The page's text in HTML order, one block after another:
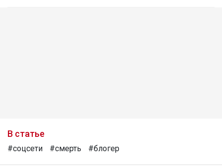
В статье
#соцсети #смерть #блогер